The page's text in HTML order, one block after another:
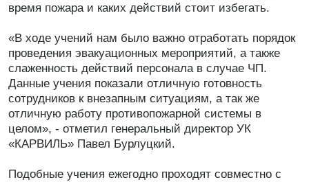
время пожара и каких действий стоит избегать.
«В ходе учений нам было важно отработать порядок
проведения эвакуационных мероприятий, а также
слаженность действий персонала в случае ЧП.
Данные учения показали отличную готовность
сотрудников к внезапным ситуациям, а так же
отличную работу противопожарной системы в
целом», - отметил генеральный директор УК
«КАРВИЛЬ» Павел Бурлуцкий.
Подобные учения ежегодно проходят совместно с